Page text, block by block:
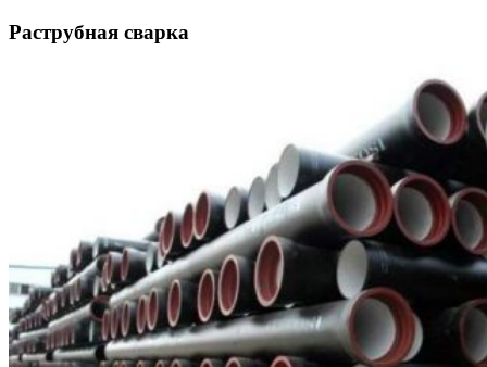
Раструбная сварка